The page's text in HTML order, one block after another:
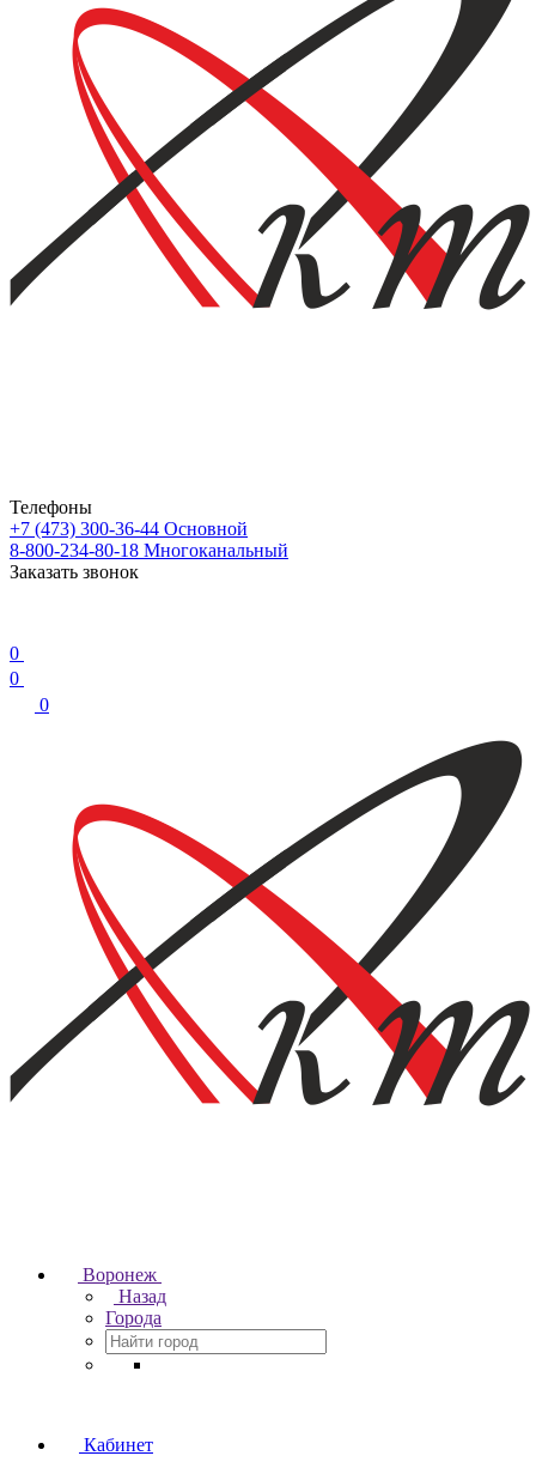
Телефоны
+7 (473) 300-36-44 Основной
8-800-234-80-18 Многоканальный
Заказать звонок
0
0
0
Воронеж
Назад
Города
Кабинет